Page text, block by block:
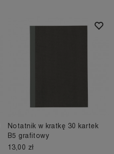
Notatnik w kratkę 30 kartek
B5 grafitowy
13,00 zł